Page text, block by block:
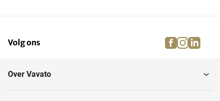
Volg ons facebook
Over Vavato